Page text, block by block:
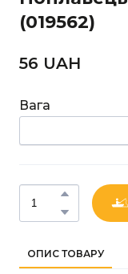
(019562)
56 UAН
Вага
ОПИС ТОВАРУ